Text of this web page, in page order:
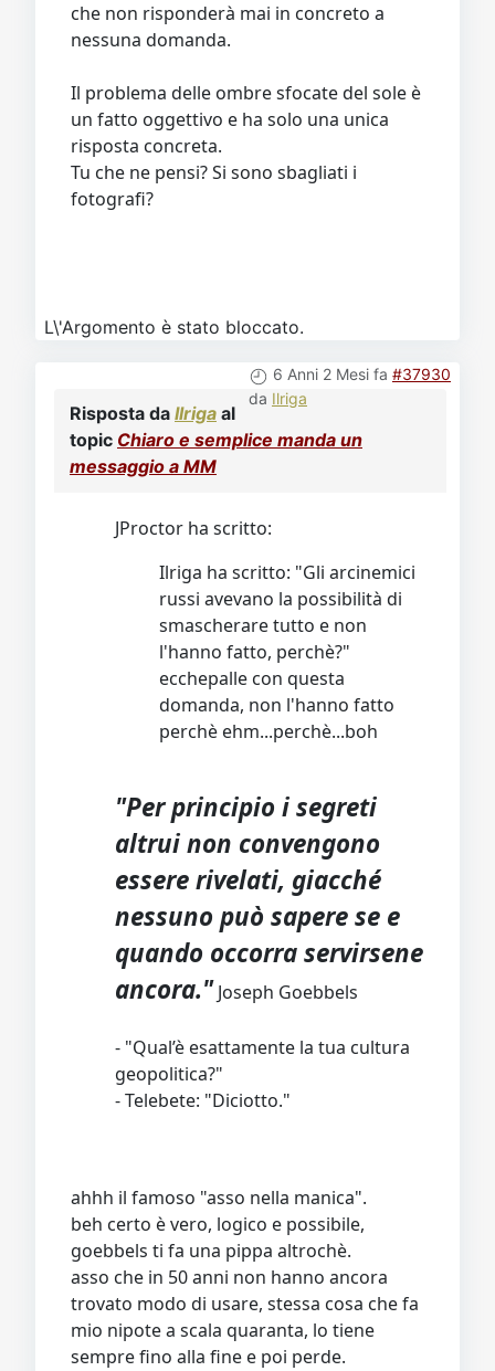
che non risponderà mai in concreto a
nessuna domanda.
Il problema delle ombre sfocate del sole è
un fatto oggettivo e ha solo una unica
risposta concreta.
Tu che ne pensi? Si sono sbagliati i
fotografi?
L\'Argomento è stato bloccato.
6 Anni 2 Mesi fa #37930
da Ilriga
Risposta da Ilriga al
topic Chiaro e semplice manda un
messaggio a MM
JProctor ha scritto:
Ilriga ha scritto: "Gli arcinemici
russi avevano la possibilità di
smascherare tutto e non
l'hanno fatto, perchè?"
ecchepalle con questa
domanda, non l'hanno fatto
perchè ehm...perchè...boh
"Per principio i segreti
altrui non convengono
essere rivelati, giacché
nessuno può sapere se e
quando occorra servirsene
ancora." Joseph Goebbels
- "Qual’è esattamente la tua cultura
geopolitica?"
- Telebete: "Diciotto."
ahhh il famoso "asso nella manica".
beh certo è vero, logico e possibile,
goebbels ti fa una pippa altrochè.
asso che in 50 anni non hanno ancora
trovato modo di usare, stessa cosa che fa
mio nipote a scala quaranta, lo tiene
sempre fino alla fine e poi perde.